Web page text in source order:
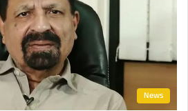
News